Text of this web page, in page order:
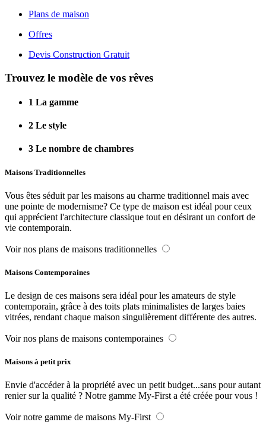
Plans de maison
Offres
Devis Construction Gratuit
Trouvez le modèle de vos rêves
1 La gamme
2 Le style
3 Le nombre de chambres
Maisons Traditionnelles
Vous êtes séduit par les maisons au charme traditionnel mais avec
une pointe de modernisme? Ce type de maison est idéal pour ceux
qui apprécient l'architecture classique tout en désirant un confort de
vie contemporain.
Voir nos plans de maisons traditionnelles
Maisons Contemporaines
Le design de ces maisons sera idéal pour les amateurs de style
contemporain, grâce à des toits plats minimalistes de larges baies
vitrées, rendant chaque maison singulièrement différente des autres.
Voir nos plans de maisons contemporaines
Maisons à petit prix
Envie d'accéder à la propriété avec un petit budget...sans pour autant
renier sur la qualité ? Notre gamme My-First a été créée pour vous !
Voir notre gamme de maisons My-First